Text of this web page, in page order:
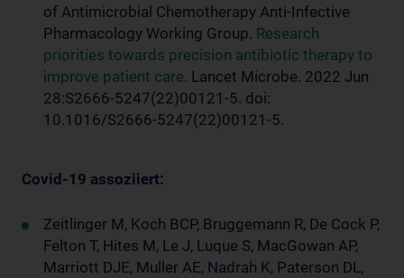
of Antimicrobial Chemotherapy Anti-Infective
Pharmacology Working Group. Research
priorities towards precision antibiotic therapy to
improve patient care. Lancet Microbe. 2022 Jun
28:S2666-5247(22)00121-5. doi:
10.1016/S2666-5247(22)00121-5.
Covid-19 assoziiert:
Zeitlinger M, Koch BCP, Bruggemann R, De Cock P,
Felton T, Hites M, Le J, Luque S, MacGowan AP,
Marriott DJE, Muller AE, Nadrah K, Paterson DL,